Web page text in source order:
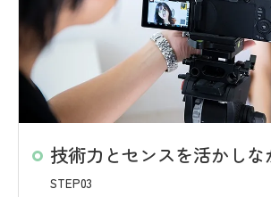
技術力とセンスを活かし
STEP03